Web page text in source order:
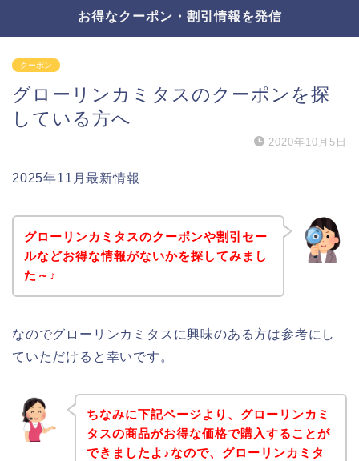
お得なクーポン・割引情報を発信
クーポン
グローリンカミタスのクーポンを探
している方へ
2020年10月5日
2025年11月最新情報
グローリンカミタスのクーポンや割引セー
ルなどお得な情報がないかを探してみまし
た～♪
なのでグローリンカミタスに興味のある方は参考にし
ていただけると幸いです。
ちなみに下記ページより、グローリンカミ
タスの商品がお得な価格で購入することが
できましたよ♪なので、グローリンカミタ